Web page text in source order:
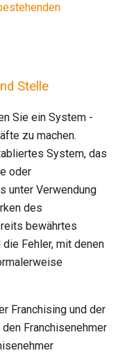
Stelle
Sie ein System -
zu machen.
System, das
oder
unter Verwendung
des
bewährtes
Fehler, mit denen
Franchising und der
Franchisenehmer